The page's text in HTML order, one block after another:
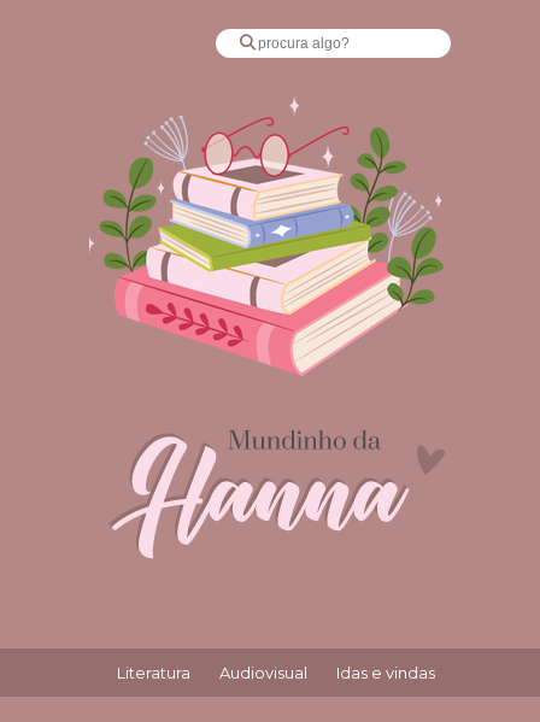
Literatura Audiovisual Idas e vindas